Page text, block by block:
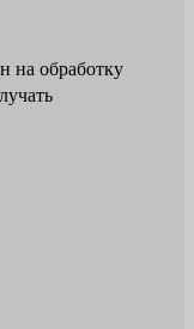
на обработку